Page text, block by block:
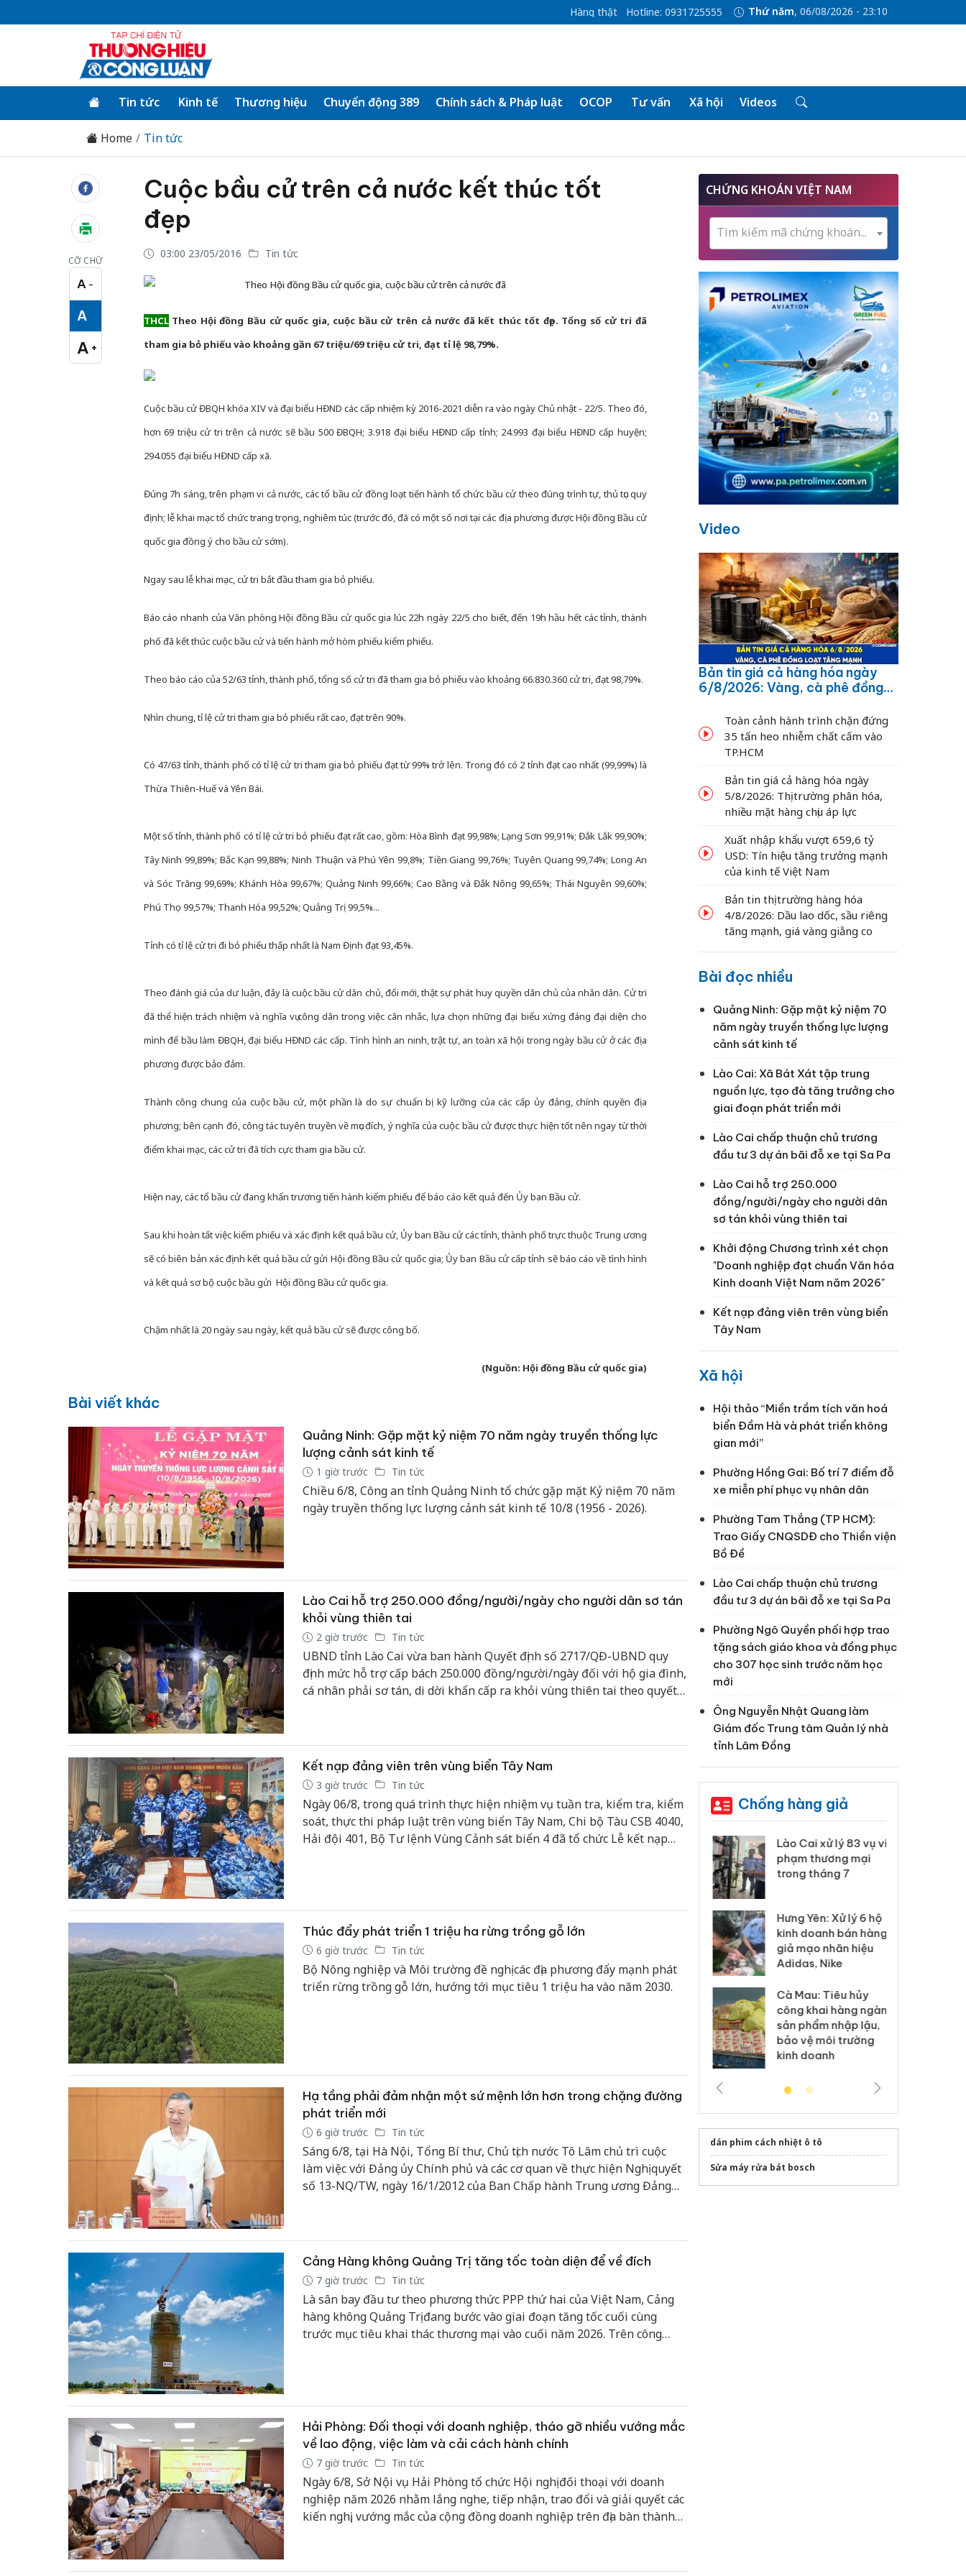
Hàng thật Hotline: 0931725555 Thứ năm, 06/08/2026 - 23:10
Tin tức Kinh tế Thương hiệu Chuyển động 389 Chính sách & Pháp luật OCOP Tư vấn Xã hội Videos
Home Tin tức
CỠ CHỮ
A −
Cỡ chữ nhỏ
A
Cỡ chữ vừa
A +
Cỡ chữ lớn
Cuộc bầu cử trên cả nước kết thúc tốt
đẹp
03:00 23/05/2016 Tin tức
Theo Hội đồng Bầu cử quốc gia, cuộc bầu cử trên cả nước đã
THCLTheo Hội đồng Bầu cử quốc gia, cuộc bầu cử trên cả nước đã kết thúc tốt đẹp. Tổng số cử tri đã
tham gia bỏ phiếu vào khoảng gần 67 triệu/69 triệu cử tri, đạt tỉ lệ 98,79%.
Cuộc bầu cử ĐBQH khóa XIV và đại biểu HĐND các cấp nhiệm kỳ 2016-2021 diễn ra vào ngày Chủ nhật - 22/5. Theo đó,
hơn 69 triệu cử tri trên cả nước sẽ bầu 500 ĐBQH; 3.918 đại biểu HĐND cấp tỉnh; 24.993 đại biểu HĐND cấp huyện;
294.055 đại biểu HĐND cấp xã.
Đúng 7h sáng, trên phạm vi cả nước, các tổ bầu cử đồng loạt tiến hành tổ chức bầu cử theo đúng trình tự, thủ tục quy
định; lễ khai mạc tổ chức trang trọng, nghiêm túc (trước đó, đã có một số nơi tại các địa phương được Hội đồng Bầu cử
quốc gia đồng ý cho bầu cử sớm).
Ngay sau lễ khai mạc, cử tri bắt đầu tham gia bỏ phiếu.
Báo cáo nhanh của Văn phòng Hội đồng Bầu cử quốc gia lúc 22h ngày 22/5 cho biết, đến 19h hầu hết các tỉnh, thành
phố đã kết thúc cuộc bầu cử và tiến hành mở hòm phiếu kiểm phiếu.
Theo báo cáo của 52/63 tỉnh, thành phố, tổng số cử tri đã tham gia bỏ phiếu vào khoảng 66.830.360 cử tri, đạt 98,79%.
Nhìn chung, tỉ lệ cử tri tham gia bỏ phiếu rất cao, đạt trên 90%.
Có 47/63 tỉnh, thành phố có tỉ lệ cử tri tham gia bỏ phiếu đạt từ 99% trở lên. Trong đó có 2 tỉnh đạt cao nhất (99,99%) là
Thừa Thiên-Huế và Yên Bái.
Một số tỉnh, thành phố có tỉ lệ cử tri bỏ phiếu đạt rất cao, gồm: Hòa Bình đạt 99,98%; Lạng Sơn 99,91%; Đắk Lắk 99,90%;
Tây Ninh 99,89%; Bắc Kạn 99,88%; Ninh Thuận và Phú Yên 99,8%; Tiền Giang 99,76%; Tuyên Quang 99,74%; Long An
và Sóc Trăng 99,69%; Khánh Hòa 99,67%; Quảng Ninh 99,66%; Cao Bằng và Đắk Nông 99,65%; Thái Nguyên 99,60%;
Phú Thọ 99,57%; Thanh Hóa 99,52%; Quảng Trị 99,5%...
Tỉnh có tỉ lệ cử tri đi bỏ phiếu thấp nhất là Nam Định đạt 93,45%.
Theo đánh giá của dư luận, đây là cuộc bầu cử dân chủ, đổi mới, thật sự phát huy quyền dân chủ của nhân dân. Cử tri
đã thể hiện trách nhiệm và nghĩa vụ công dân trong việc cân nhắc, lựa chọn những đại biểu xứng đáng đại diện cho
mình để bầu làm ĐBQH, đại biểu HĐND các cấp. Tình hình an ninh, trật tự, an toàn xã hội trong ngày bầu cử ở các địa
phương được bảo đảm.
Thành công chung của cuộc bầu cử, một phần là do sự chuẩn bị kỹ lưỡng của các cấp ủy đảng, chính quyền địa
phương; bên cạnh đó, công tác tuyên truyền về mục đích, ý nghĩa của cuộc bầu cử được thực hiện tốt nên ngay từ thời
điểm khai mạc, các cử tri đã tích cực tham gia bầu cử.
Hiện nay, các tổ bầu cử đang khẩn trương tiến hành kiểm phiếu để báo cáo kết quả đến Ủy ban Bầu cử.
Sau khi hoàn tất việc kiểm phiếu và xác định kết quả bầu cử, Ủy ban Bầu cử các tỉnh, thành phố trực thuộc Trung ương
sẽ có biên bản xác định kết quả bầu cử gửi Hội đồng Bầu cử quốc gia; Ủy ban Bầu cử cấp tỉnh sẽ báo cáo về tình hình
và kết quả sơ bộ cuộc bầu gửi Hội đồng Bầu cử quốc gia.
Chậm nhất là 20 ngày sau ngày, kết quả bầu cử sẽ được công bố.
(Nguồn: Hội đồng Bầu cử quốc gia)
Bài viết khác
Quảng Ninh: Gặp mặt kỷ niệm 70 năm ngày truyền thống lực
lượng cảnh sát kinh tế
1 giờ trước Tin tức
Chiều 6/8, Công an tỉnh Quảng Ninh tổ chức gặp mặt Kỷ niệm 70 năm
ngày truyền thống lực lượng cảnh sát kinh tế 10/8 (1956 - 2026).
Lào Cai hỗ trợ 250.000 đồng/người/ngày cho người dân sơ tán
khỏi vùng thiên tai
2 giờ trước Tin tức
UBND tỉnh Lào Cai vừa ban hành Quyết định số 2717/QĐ-UBND quy
định mức hỗ trợ cấp bách 250.000 đồng/người/ngày đối với hộ gia đình,
cá nhân phải sơ tán, di dời khẩn cấp ra khỏi vùng thiên tai theo quyết
Kết nạp đảng viên trên vùng biển Tây Nam
3 giờ trước Tin tức
Ngày 06/8, trong quá trình thực hiện nhiệm vụ tuần tra, kiểm tra, kiểm
soát, thực thi pháp luật trên vùng biển Tây Nam, Chi bộ Tàu CSB 4040,
Hải đội 401, Bộ Tư lệnh Vùng Cảnh sát biển 4 đã tổ chức Lễ kết nạp
Thúc đẩy phát triển 1 triệu ha rừng trồng gỗ lớn
6 giờ trước Tin tức
Bộ Nông nghiệp và Môi trường đề nghị các địa phương đẩy mạnh phát
triển rừng trồng gỗ lớn, hướng tới mục tiêu 1 triệu ha vào năm 2030.
Hạ tầng phải đảm nhận một sứ mệnh lớn hơn trong chặng đường
phát triển mới
6 giờ trước Tin tức
Sáng 6/8, tại Hà Nội, Tổng Bí thư, Chủ tịch nước Tô Lâm chủ trì cuộc
làm việc với Đảng ủy Chính phủ và các cơ quan về thực hiện Nghị quyết
số 13-NQ/TW, ngày 16/1/2012 của Ban Chấp hành Trung ương Đảng
KL/TW, ngày 23/2/2024 của Bộ Chính trị khóa XIII về tiếp tục thực hiện
Nghị quyết số 13-NQ/TW.
Cảng Hàng không Quảng Trị tăng tốc toàn diện để về đích
7 giờ trước Tin tức
Là sân bay đầu tư theo phương thức PPP thứ hai của Việt Nam, Cảng
hàng không Quảng Trị đang bước vào giai đoạn tăng tốc cuối cùng
trước mục tiêu khai thác thương mại vào cuối năm 2026. Trên công
Hải Phòng: Đối thoại với doanh nghiệp, tháo gỡ nhiều vướng mắc
về lao động, việc làm và cải cách hành chính
7 giờ trước Tin tức
Ngày 6/8, Sở Nội vụ Hải Phòng tổ chức Hội nghị đối thoại với doanh
nghiệp năm 2026 nhằm lắng nghe, tiếp nhận, trao đổi và giải quyết các
kiến nghị, vướng mắc của cộng đồng doanh nghiệp trên địa bàn thành
CHỨNG KHOÁN VIỆT NAM
Tìm kiếm mã chứng khoán...
Video
Bản tin giá cả hàng hóa ngày
6/8/2026: Vàng, cà phê đồng
Toàn cảnh hành trình chặn đứng
35 tấn heo nhiễm chất cấm vào
TP.HCM
Bản tin giá cả hàng hóa ngày
5/8/2026: Thị trường phân hóa,
nhiều mặt hàng chịu áp lực
Xuất nhập khẩu vượt 659,6 tỷ
USD: Tín hiệu tăng trưởng mạnh
của kinh tế Việt Nam
Bản tin thị trường hàng hóa
4/8/2026: Dầu lao dốc, sầu riêng
tăng mạnh, giá vàng giằng co
Bài đọc nhiều
Quảng Ninh: Gặp mặt kỷ niệm 70
năm ngày truyền thống lực lượng
cảnh sát kinh tế
Lào Cai: Xã Bát Xát tập trung
nguồn lực, tạo đà tăng trưởng cho
giai đoạn phát triển mới
Lào Cai chấp thuận chủ trương
đầu tư 3 dự án bãi đỗ xe tại Sa Pa
Lào Cai hỗ trợ 250.000
đồng/người/ngày cho người dân
sơ tán khỏi vùng thiên tai
Khởi động Chương trình xét chọn
"Doanh nghiệp đạt chuẩn Văn hóa
Kinh doanh Việt Nam năm 2026"
Kết nạp đảng viên trên vùng biển
Tây Nam
Xã hội
Hội thảo “Miền trầm tích văn hoá
biển Đầm Hà và phát triển không
gian mới”
Phường Hồng Gai: Bố trí 7 điểm đỗ
xe miễn phí phục vụ nhân dân
Phường Tam Thắng (TP HCM):
Trao Giấy CNQSDĐ cho Thiền viện
Bồ Đề
Lào Cai chấp thuận chủ trương
đầu tư 3 dự án bãi đỗ xe tại Sa Pa
Phường Ngô Quyền phối hợp trao
tặng sách giáo khoa và đồng phục
cho 307 học sinh trước năm học
mới
Ông Nguyễn Nhật Quang làm
Giám đốc Trung tâm Quản lý nhà
tỉnh Lâm Đồng
Chống hàng giả
Công an Thanh Hóa
Moyuum giả
Lào Cai xử lý 83 vụ vi
phạm thương mại
trong tháng 7
Hưng Yên: Xử lý 6 hộ
kinh doanh bán hàng
giả mạo nhãn hiệu
Adidas, Nike
Cà Mau: Tiêu hủy
công khai hàng ngàn
sản phẩm nhập lậu,
bảo vệ môi trường
kinh doanh
dán phim cách nhiệt ô tô
Sửa máy rửa bát bosch